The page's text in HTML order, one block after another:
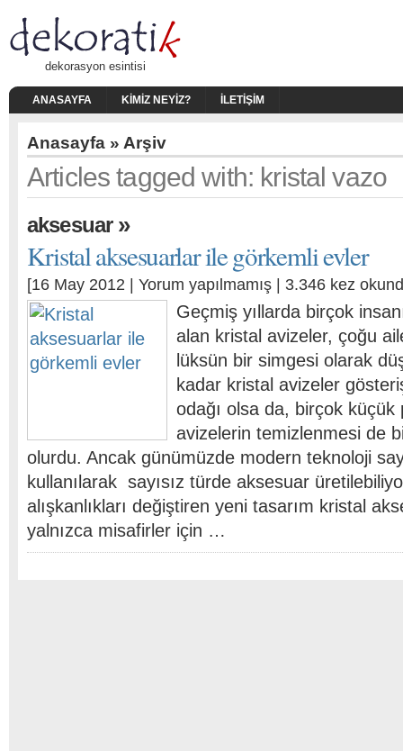
dekorasyon esintisi
ANASAYFA KIMIZ NEYIZ? İLETIŞIM
Anasayfa » Arşiv
Articles tagged with: kristal vazo
aksesuar»
Kristal aksesuarlar ile görkemli evler
[16 May 2012 | Yorum yapılmamış | 3.346 kez
Geçmiş yıllarda birçok
alan kristal avizeler, çoğu
lüksün bir simgesi olarak
kadar kristal avizeler
odağı olsa da, birçok
avizelerin temizlenmesi de
olurdu. Ancak günümüzde modern teknoloji
kullanılarak sayısız türde aksesuar
alışkanlıkları değiştiren yeni tasarım kristal
yalnızca misafirler için …